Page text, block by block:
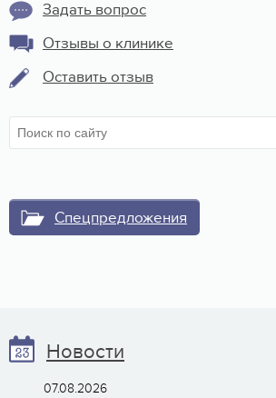
Задать вопрос
Отзывы о клинике
Оставить отзыв
Спецпредложения
Новости
07.08.2026